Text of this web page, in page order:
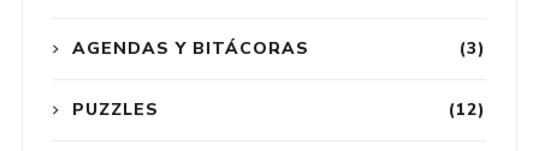
(3)
AGENDAS Y BITÁCORAS
(12)
PUZZLES